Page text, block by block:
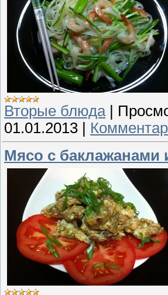
Вторые блюда |
01.01.2013 |
Мясо с баклажанами